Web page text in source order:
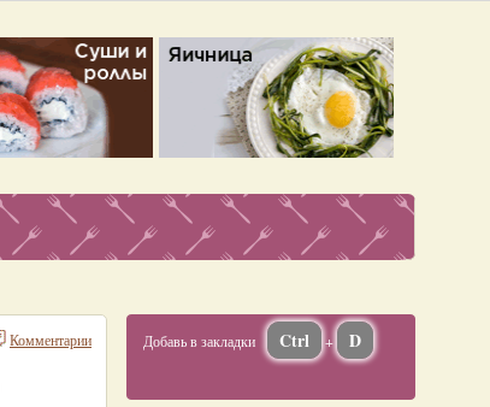
Комментарии Добавь в закладки Ctrl + D